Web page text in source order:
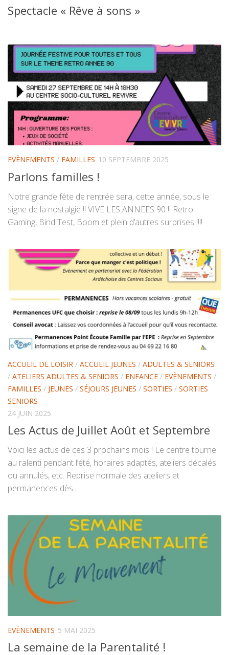
Spectacle « Rêve à sons »
EVÈNEMENTS / FAMILLES 10 SEPTEMBRE 2025
Parlons familles !
Notre grande fête de rentrée sera, cette année, sous le
signe de la nostalgie !! VIVE LES ANNEES 90 !! Retro
Gaming, Bind Test, Boom et plein d’autres surprises !!!!
ACCUEIL DE LOISIR / ACCUEIL JEUNES / ADULTES & SENIORS
/ ATELIERS ADULTES & SENIORS / ENFANCE / EVÈNEMENTS /
FAMILLES / JEUNES / SÉJOURS JEUNES / SORTIES / SORTIES
SENIORS
24 JUIN 2025
Les Actus de Juillet Août et Septembre
Voici les actus de ces 3 prochains mois ! Le centre tourne
au ralenti pendant l’été, horaires adaptés, ateliers décalés
ou annulés, etc. Reprise normale des ateliers et
permanences dès...
EVÈNEMENTS 5 MAI 2025
La semaine de la Parentalité !